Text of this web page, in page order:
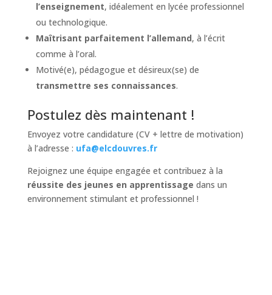
l’enseignement, idéalement en lycée professionnel
ou technologique.
Maîtrisant parfaitement l’allemand, à l’écrit
comme à l’oral.
Motivé(e), pédagogue et désireux(se) de
transmettre ses connaissances.
Postulez dès maintenant !
Envoyez votre candidature (CV + lettre de motivation)
à l’adresse : ufa@elcdouvres.fr
Rejoignez une équipe engagée et contribuez à la
réussite des jeunes en apprentissage dans un
environnement stimulant et professionnel !